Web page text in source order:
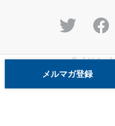
© ZeLo,
メルマガ登録